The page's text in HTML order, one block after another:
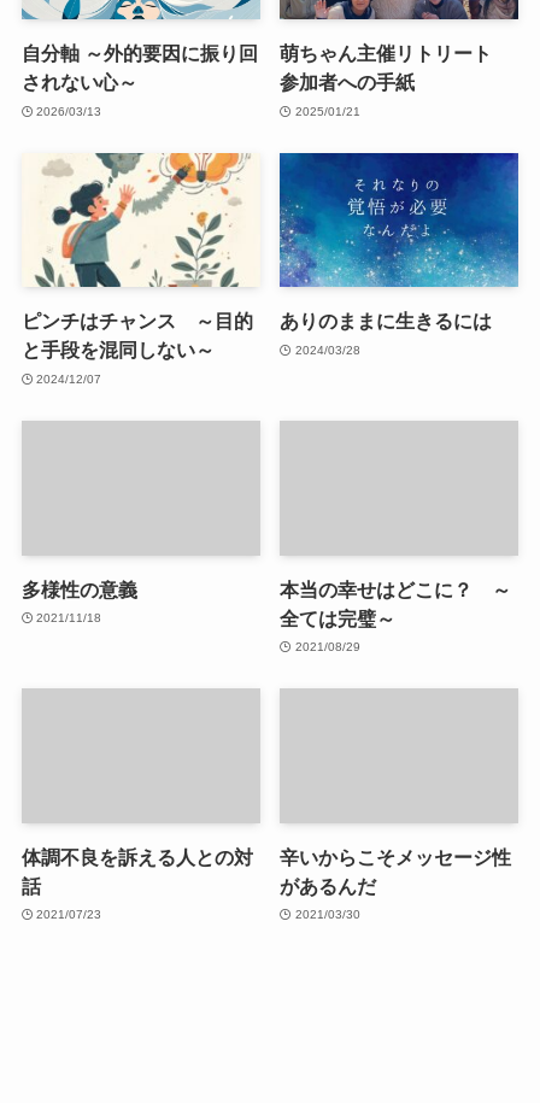
自分軸 ～外的要因に振り回
されない心～
2026/03/13
萌ちゃん主催リトリート
参加者への手紙
2025/01/21
ピンチはチャンス ～目的
と手段を混同しない～
2024/12/07
ありのままに生きるには
2024/03/28
多様性の意義
2021/11/18
本当の幸せはどこに？ ～
全ては完璧～
2021/08/29
体調不良を訴える人との対
話
2021/07/23
辛いからこそメッセージ性
があるんだ
2021/03/30